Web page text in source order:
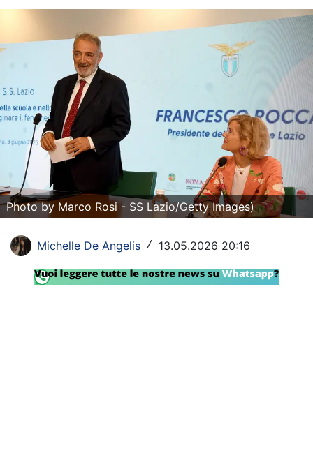
Calcio
Serie A
Champions League
Europa League
Altri Sport
Formula 1
Tennis
Photo by Marco Rosi - SS Lazio/Getty Images)
Michelle De Angelis / 13.05.2026 20:16